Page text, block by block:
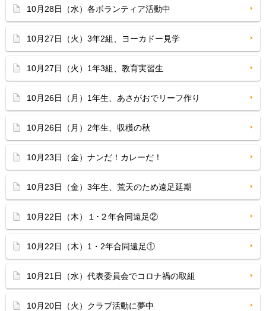
10月28日（水）各ボランティア活動中
10月27日（火）3年2組、ヨーカドー見学
10月27日（火）1年3組、教育実習生
10月26日（月）1年生、あさがおでリーフ作り
10月26日（月）2年生、収穫の秋
10月23日（金）ナンだ！カレーだ！
10月23日（金）3年生、荒天のため遠足延期
10月22日（木）１･２年合同遠足②
10月22日（木）1・2年合同遠足①
10月21日（水）代表委員会でコロナ禍の取組
10月20日（火）クラブ活動に夢中